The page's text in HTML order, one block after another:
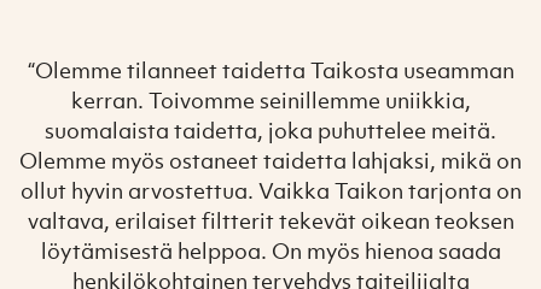
“Olemme tilanneet taidetta Taikosta useamman
kerran. Toivomme seinillemme uniikkia,
suomalaista taidetta, joka puhuttelee meitä.
Olemme myös ostaneet taidetta lahjaksi, mikä on
ollut hyvin arvostettua. Vaikka Taikon tarjonta on
valtava, erilaiset filtterit tekevät oikean teoksen
löytämisestä helppoa. On myös hienoa saada
henkilökohtainen tervehdys taiteilijalta